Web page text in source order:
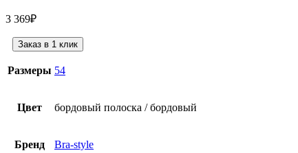
3 369₽
Заказ в 1 клик
Размеры 54
Цвет бордовый полоска / бордовый
Бренд Bra-style